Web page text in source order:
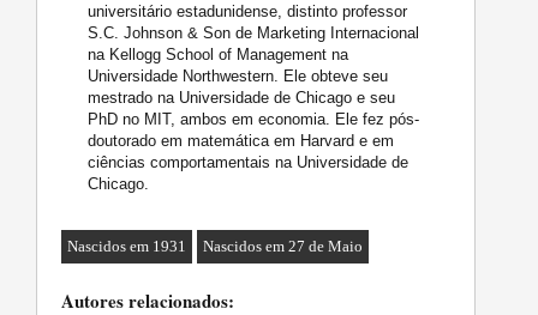
universitário estadunidense, distinto professor
S.C. Johnson & Son de Marketing Internacional
na Kellogg School of Management na
Universidade Northwestern. Ele obteve seu
mestrado na Universidade de Chicago e seu
PhD no MIT, ambos em economia. Ele fez pós-
doutorado em matemática em Harvard e em
ciências comportamentais na Universidade de
Chicago.
Nascidos em 1931 Nascidos em 27 de Maio
Autores relacionados: